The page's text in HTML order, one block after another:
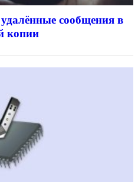
удалённые сообщения в
копии